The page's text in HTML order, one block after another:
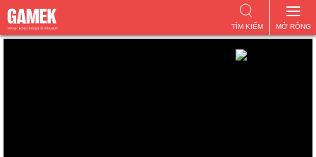
MỞ RỘNG
TÌM KIẾM